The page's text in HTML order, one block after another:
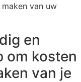
van uw
en
om kosten
van je